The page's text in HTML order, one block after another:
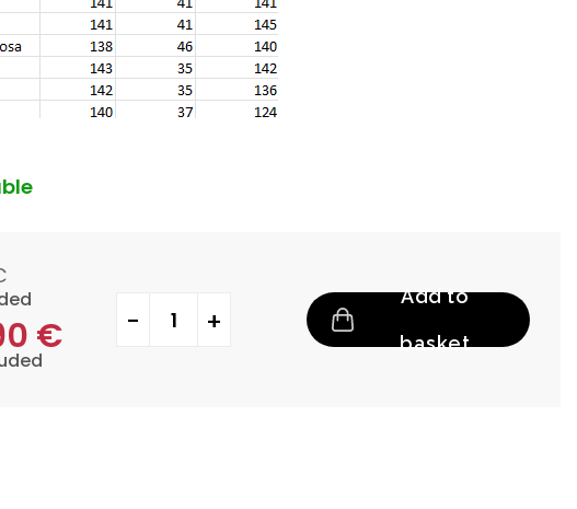
€
MATIC: LENTE ROSSA (PER INSONNIE GRAVI) quantity
Add to
basket